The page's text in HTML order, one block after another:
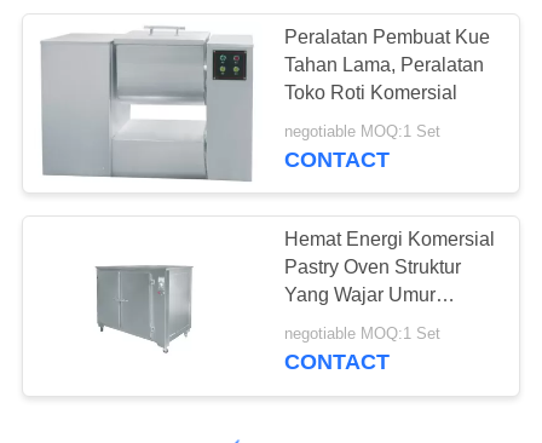
Mesin Pengemasan
136
Peralatan Pembuat Kue
Tahan Lama, Peralatan
Toko Roti Komersial
negotiable MOQ:1 Set
CONTACT
Hemat Energi Komersial
Pastry Oven Struktur
Yang Wajar Umur
Panjang
negotiable MOQ:1 Set
CONTACT